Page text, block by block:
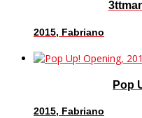
2015, Fabriano
Pop
2015, Fabriano